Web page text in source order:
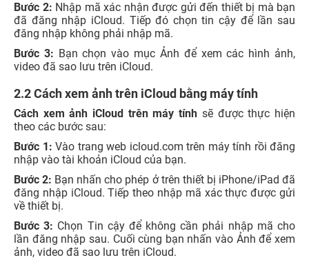
Bước 2: Nhập mã xác nhận được gửi đến thiết bị mà bạn
đã đăng nhập iCloud. Tiếp đó chọn tin cậy để lần sau
đăng nhập không phải nhập mã.
Bước 3: Bạn chọn vào mục Ảnh để xem các hình ảnh,
video đã sao lưu trên iCloud.
2.2 Cách xem ảnh trên iCloud bằng máy tính
Cách xem ảnh iCloud trên máy tính sẽ được thực hiện
theo các bước sau:
Bước 1: Vào trang web icloud.com trên máy tính rồi đăng
nhập vào tài khoản iCloud của bạn.
Bước 2: Bạn nhấn cho phép ở trên thiết bị iPhone/iPad đã
đăng nhập iCloud. Tiếp theo nhập mã xác thực được gửi
về thiết bị.
Bước 3: Chọn Tin cậy để không cần phải nhập mã cho
lần đăng nhập sau. Cuối cùng bạn nhấn vào Ảnh để xem
ảnh, video đã sao lưu trên iCloud.